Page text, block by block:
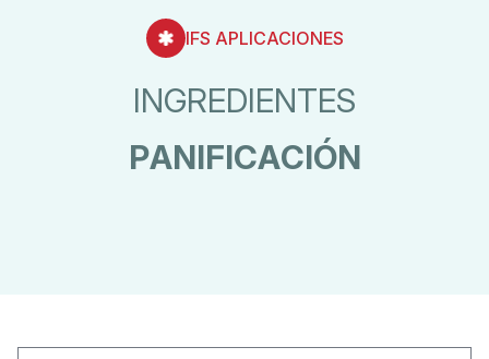
IFS APLICACIONES
INGREDIENTES
PANIFICACIÓN